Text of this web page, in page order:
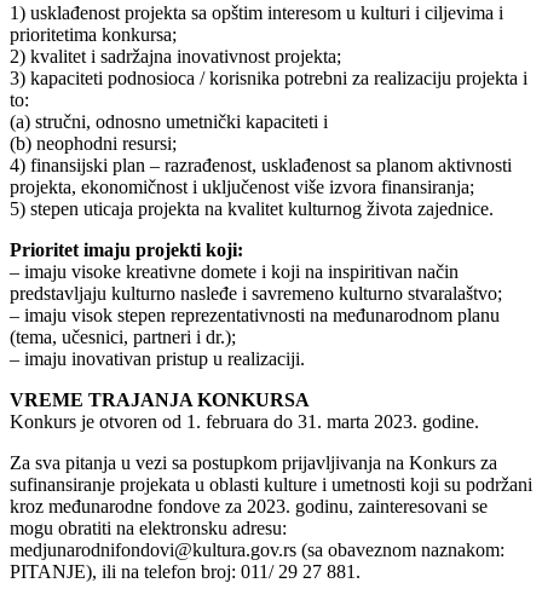
1) usklađenost projekta sa opštim interesom u kulturi i ciljevima i
prioritetima konkursa;
2) kvalitet i sadržajna inovativnost projekta;
3) kapaciteti podnosioca / korisnika potrebni za realizaciju projekta i
to:
(a) stručni, odnosno umetnički kapaciteti i
(b) neophodni resursi;
4) finansijski plan – razrađenost, usklađenost sa planom aktivnosti
projekta, ekonomičnost i uključenost više izvora finansiranja;
5) stepen uticaja projekta na kvalitet kulturnog života zajednice.
Prioritet imaju projekti koji:
– imaju visoke kreativne domete i koji na inspiritivan način
predstavljaju kulturno nasleđe i savremeno kulturno stvaralaštvo;
– imaju visok stepen reprezentativnosti na međunarodnom planu
(tema, učesnici, partneri i dr.);
– imaju inovativan pristup u realizaciji.
VREME TRAJANJA KONKURSA
Konkurs je otvoren od 1. februara do 31. marta 2023. godine.
Za sva pitanja u vezi sa postupkom prijavljivanja na Konkurs za
sufinansiranje projekata u oblasti kulture i umetnosti koji su podržani
kroz međunarodne fondove za 2023. godinu, zainteresovani se
mogu obratiti na elektronsku adresu:
medjunarodnifondovi@kultura.gov.rs (sa obaveznom naznakom:
PITANJE), ili na telefon broj: 011/ 29 27 881.